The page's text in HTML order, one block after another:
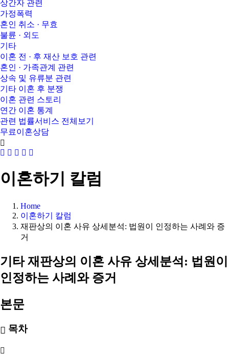
상간자 관련
가정폭력
혼인 취소 · 무효
불륜 · 외도
기타
이혼 전 · 후 재산 보호 관련
혼인 · 가족관계 관련
상속 및 유류분 관련
기타 이혼 후 분쟁
이혼 관련 스토리
연간 이혼 통계
관련 법률서비스 전체보기
무료이혼상담
이혼하기 칼럼
Home
이혼하기 칼럼
재판상의 이혼 사유 상세분석: 법원이 인정하는 사례와 증
거
기타 재판상의 이혼 사유 상세분석: 법원이
인정하는 사례와 증거
본문
목차